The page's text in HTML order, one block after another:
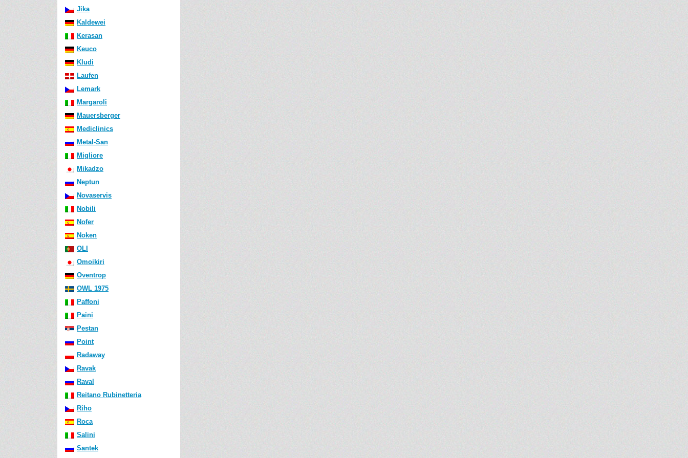
Jika
Kaldewei
Kerasan
Keuco
Kludi
Laufen
Lemark
Margaroli
Mauersberger
Mediclinics
Metal-San
Migliore
Mikadzo
Neptun
Novaservis
Nobili
Nofer
Noken
OLI
Omoikiri
Oventrop
OWL 1975
Paffoni
Paini
Pestan
Point
Radaway
Ravak
Raval
Reitano Rubinetteria
Riho
Roca
Salini
Santek